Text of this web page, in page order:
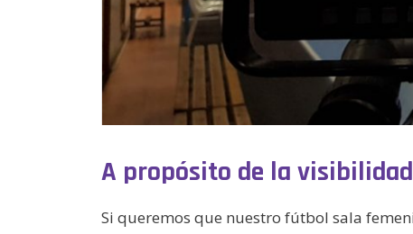
A propósito de la
Si queremos que nuestro fútbol sala